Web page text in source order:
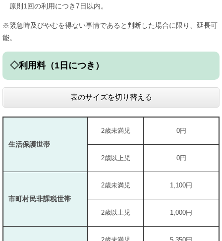
原則1回の利用につき7日以内。
※緊急時及びやむを得ない事情であると判断した場合に限り、延長可
能。
◇利用料（1日につき）
表のサイズを切り替える
生活保護世帯
2歳未満児 0円
2歳以上児 0円
市町村民非課税世帯
2歳未満児 1,100円
2歳以上児 1,000円